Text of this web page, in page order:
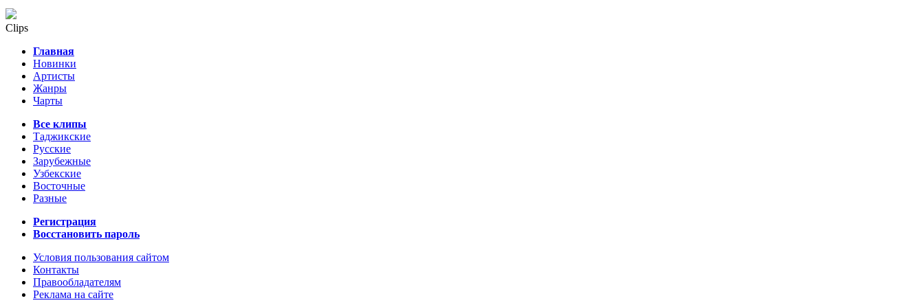
Clips
Главная
Новинки
Артисты
Жанры
Чарты
Все клипы
Таджикские
Русские
Зарубежные
Узбекские
Восточные
Разные
Регистрация
Восстановить пароль
Условия пользования сайтом
Контакты
Правообладателям
Реклама на сайте